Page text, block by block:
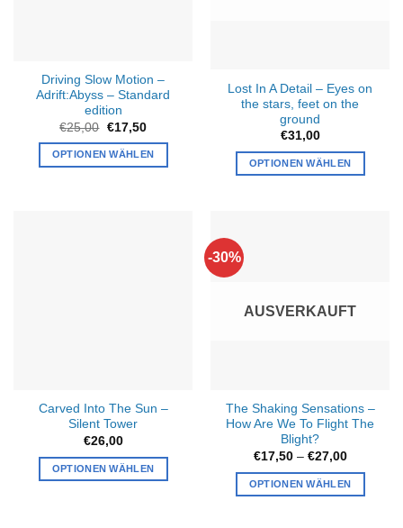
Driving Slow Motion –
Adrift:Abyss – Standard
edition
€25,00 Ursprünglicher
Preis
war:
€25,00
€17,50Aktueller
ist:
€17,50.
OPTIONEN WÄHLEN
Lost In A Detail – Eyes on
the stars, feet on the
ground
€31,00
OPTIONEN WÄHLEN
Carved Into The Sun –
Silent Tower
€26,00
OPTIONEN WÄHLEN
-30%
AUSVERKAUFT
The Shaking Sensations –
How Are We To Flight The
Blight?
€17,50 – €27,00
bis
€27,00
OPTIONEN WÄHLEN